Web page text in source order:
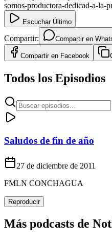
somos-productora-dedicad-a-la-
Escuchar Último
Compartir: Compartir en
Compartir en Facebook
Todos los Episodios
Saludos de fin de año
27 de diciembre de 2011
FMLN CONCHAGUA
Reproducir
Más podcasts de